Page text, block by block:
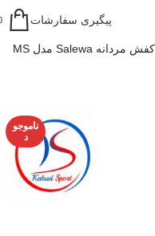
پیگیری سفارشات
کفش مردانه Salewa مدل MS
ناموجو
د